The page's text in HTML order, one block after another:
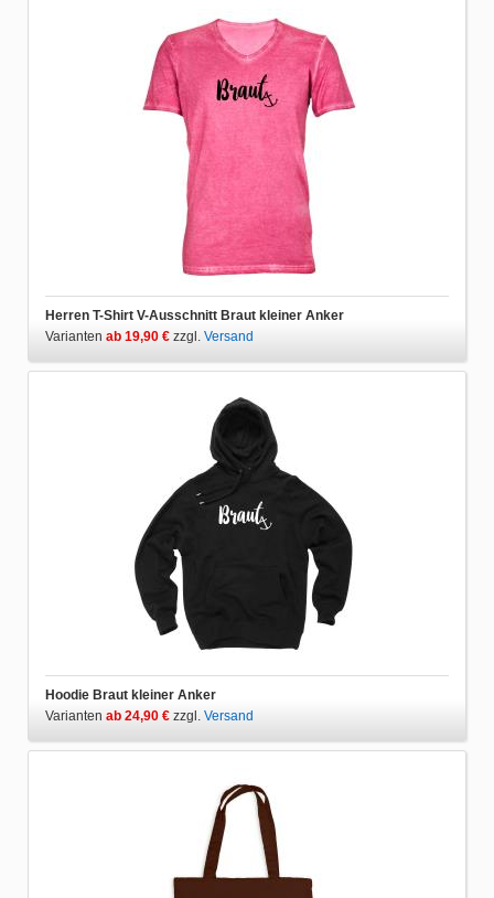
Herren T-Shirt V-Ausschnitt Braut kleiner Anker
Varianten ab 19,90 € zzgl. Versand
Hoodie Braut kleiner Anker
Varianten ab 24,90 € zzgl. Versand